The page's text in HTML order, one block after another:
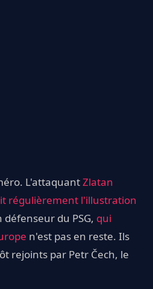
L'attaquantZlatan
régulièrement l'illustration
du PSG, qui
n'est pas en reste. Ils
rejoints par Petr Čech, le